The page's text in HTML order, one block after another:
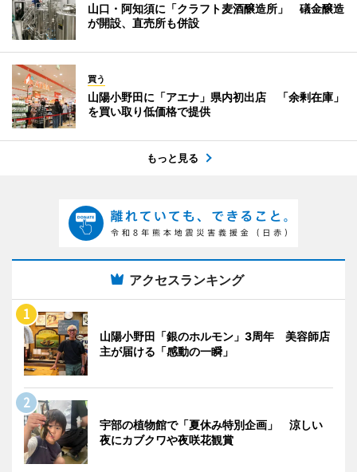
山口・阿知須に「クラフト麦酒醸造所」 礒金醸造
が開設、直売所も併設
買う
山陽小野田に「アエナ」県内初出店 「余剰在庫」
を買い取り低価格で提供
もっと見る
アクセスランキング
山陽小野田「銀のホルモン」3周年 美容師店
主が届ける「感動の一瞬」
宇部の植物館で「夏休み特別企画」 涼しい
夜にカブクワや夜咲花観賞